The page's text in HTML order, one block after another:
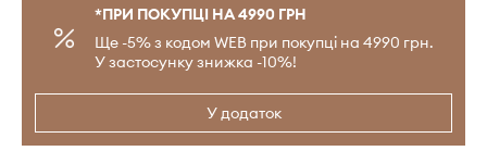
*ПРИ ПОКУПЦІ НА 4990 ГРН
Ще -5% з кодом WEB при покупці на 4990 грн.
У застосунку знижка -10%!
У додаток